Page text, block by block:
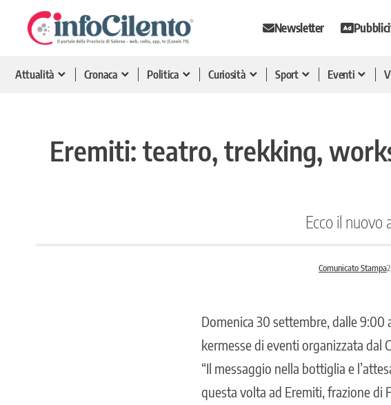
Newsletter
Attualità Cronaca Politica Curiosità Sport Eventi
Eremiti: teatro, trekking,
Ecco il nuovo
Comunicato Stampa
Domenica 30 settembre, dalle
kermesse di eventi organizzata dal
“Il messaggio nella bottiglia e
questa volta ad Eremiti, frazione di